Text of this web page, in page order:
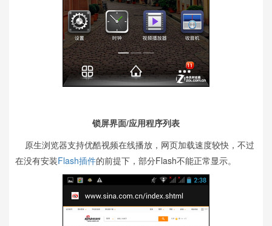
锁屏界面/应用程序列表
原生浏览器支持优酷视频在线播放，网页加载速度较快，不过
在没有安装Flash插件的前提下，部分Flash不能正常显示。